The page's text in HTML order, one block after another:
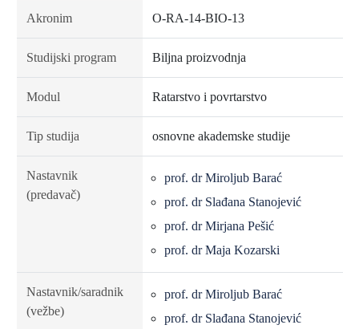
Akronim O-RA-14-BIO-13
Studijski program Biljna proizvodnja
Modul Ratarstvo i povrtarstvo
Tip studija osnovne akademske studije
Nastavnik
(predavač)
prof. dr Miroljub Barać
prof. dr Slađana Stanojević
prof. dr Mirjana Pešić
prof. dr Maja Kozarski
Nastavnik/saradnik
(vežbe)
prof. dr Miroljub Barać
prof. dr Slađana Stanojević